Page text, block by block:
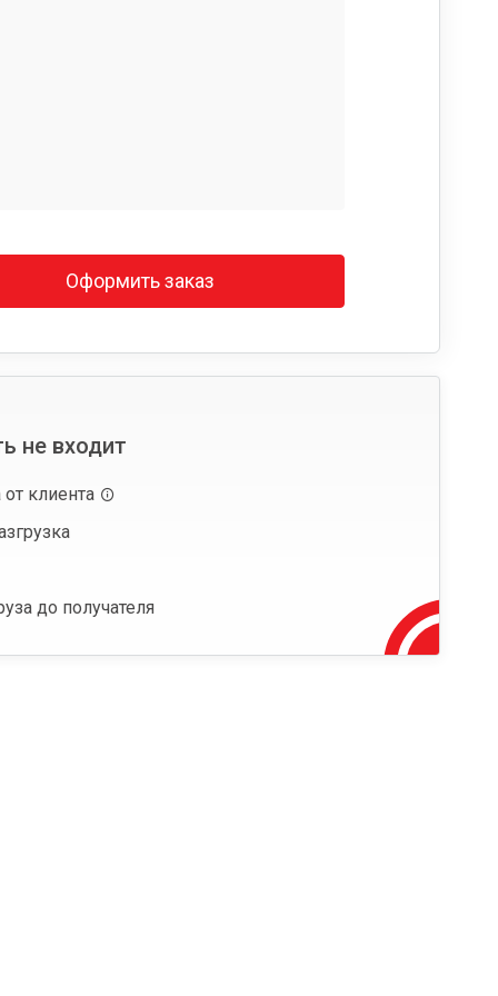
Оформить заказ
не входит
от клиента
до получателя